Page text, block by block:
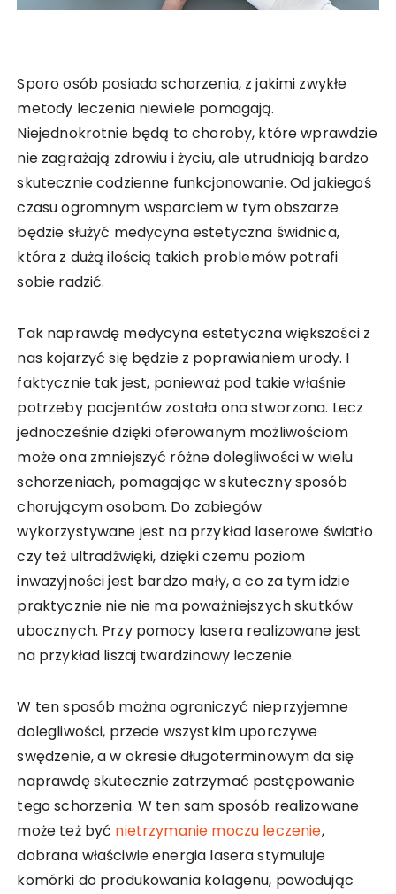
Sporo osób posiada schorzenia, z jakimi zwykłe
metody leczenia niewiele pomagają.
Niejednokrotnie będą to choroby, które wprawdzie
nie zagrażają zdrowiu i życiu, ale utrudniają bardzo
skutecznie codzienne funkcjonowanie. Od jakiegoś
czasu ogromnym wsparciem w tym obszarze
będzie służyć medycyna estetyczna świdnica,
która z dużą ilością takich problemów potrafi
sobie radzić.
Tak naprawdę medycyna estetyczna większości z
nas kojarzyć się będzie z poprawianiem urody. I
faktycznie tak jest, ponieważ pod takie właśnie
potrzeby pacjentów została ona stworzona. Lecz
jednocześnie dzięki oferowanym możliwościom
może ona zmniejszyć różne dolegliwości w wielu
schorzeniach, pomagając w skuteczny sposób
chorującym osobom. Do zabiegów
wykorzystywane jest na przykład laserowe światło
czy też ultradźwięki, dzięki czemu poziom
inwazyjności jest bardzo mały, a co za tym idzie
praktycznie nie nie ma poważniejszych skutków
ubocznych. Przy pomocy lasera realizowane jest
na przykład liszaj twardzinowy leczenie.
W ten sposób można ograniczyć nieprzyjemne
dolegliwości, przede wszystkim uporczywe
swędzenie, a w okresie długoterminowym da się
naprawdę skutecznie zatrzymać postępowanie
tego schorzenia. W ten sam sposób realizowane
może też być nietrzymanie moczu leczenie,
dobrana właściwie energia lasera stymuluje
komórki do produkowania kolagenu, powodując